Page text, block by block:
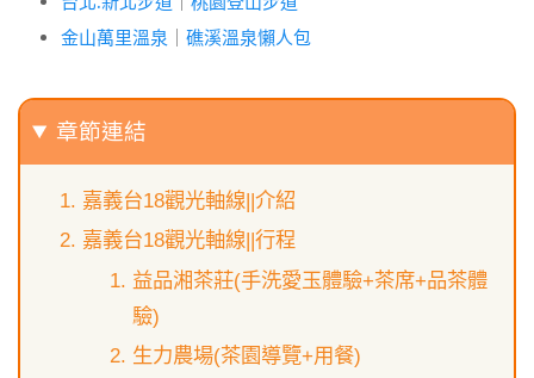
金山萬里溫泉
礁溪溫泉懶人包
章節連結
嘉義台18觀光軸線||介紹
嘉義台18觀光軸線||行程
益品湘茶莊(手洗愛玉體驗+茶席+品茶體
驗)
生力農場(茶園導覽+用餐)